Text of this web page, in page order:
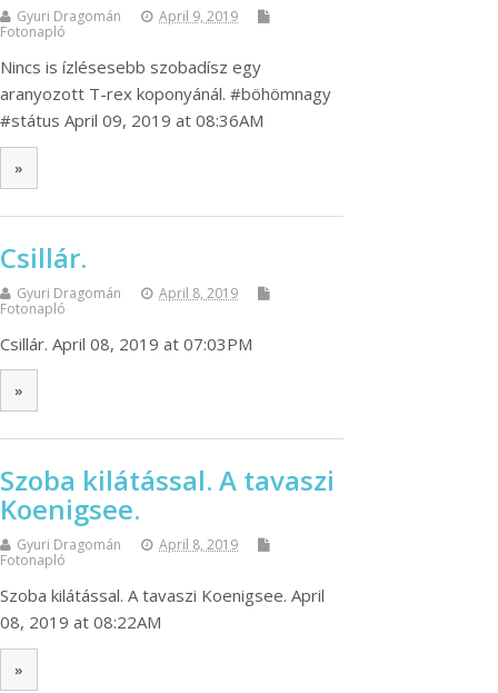
Gyuri Dragomán
April 9, 2019
Fotonapló
Nincs is ízlésesebb szobadísz egy
aranyozott T-rex koponyánál. #böhömnagy
#státus April 09, 2019 at 08:36AM
»
Csillár.
Gyuri Dragomán
April 8, 2019
Fotonapló
Csillár. April 08, 2019 at 07:03PM
»
Szoba kilátással. A tavaszi
Koenigsee.
Gyuri Dragomán
April 8, 2019
Fotonapló
Szoba kilátással. A tavaszi Koenigsee. April
08, 2019 at 08:22AM
»